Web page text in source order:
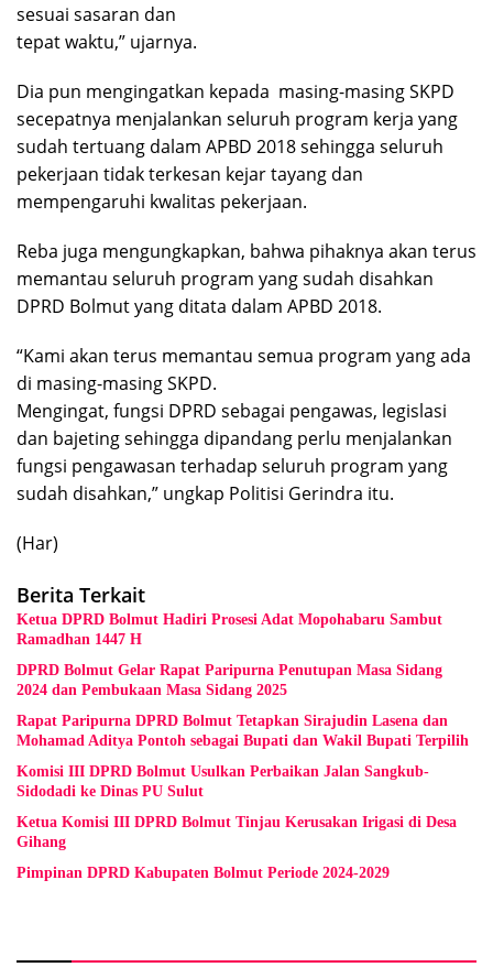
sesuai sasaran dan
tepat waktu,” ujarnya.
Dia pun mengingatkan kepada masing-masing SKPD
secepatnya menjalankan seluruh program kerja yang
sudah tertuang dalam APBD 2018 sehingga seluruh
pekerjaan tidak terkesan kejar tayang dan
mempengaruhi kwalitas pekerjaan.
Reba juga mengungkapkan, bahwa pihaknya akan terus
memantau seluruh program yang sudah disahkan
DPRD Bolmut yang ditata dalam APBD 2018.
“Kami akan terus memantau semua program yang ada
di masing-masing SKPD.
Mengingat, fungsi DPRD sebagai pengawas, legislasi
dan bajeting sehingga dipandang perlu menjalankan
fungsi pengawasan terhadap seluruh program yang
sudah disahkan,” ungkap Politisi Gerindra itu.
(Har)
Berita Terkait
Ketua DPRD Bolmut Hadiri Prosesi Adat Mopohabaru Sambut
Ramadhan 1447 H
DPRD Bolmut Gelar Rapat Paripurna Penutupan Masa Sidang
2024 dan Pembukaan Masa Sidang 2025
Rapat Paripurna DPRD Bolmut Tetapkan Sirajudin Lasena dan
Mohamad Aditya Pontoh sebagai Bupati dan Wakil Bupati Terpilih
Komisi III DPRD Bolmut Usulkan Perbaikan Jalan Sangkub-
Sidodadi ke Dinas PU Sulut
Ketua Komisi III DPRD Bolmut Tinjau Kerusakan Irigasi di Desa
Gihang
Pimpinan DPRD Kabupaten Bolmut Periode 2024-2029